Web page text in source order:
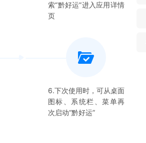
索“黔好运”进入应用详情
页
6.下次使用时，可从桌面
图标、系统栏、菜单再
次启动“黔好运”